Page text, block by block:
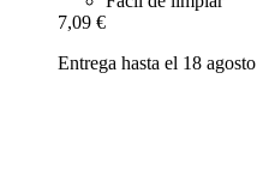
7,09 €
Entrega hasta el 18 agosto